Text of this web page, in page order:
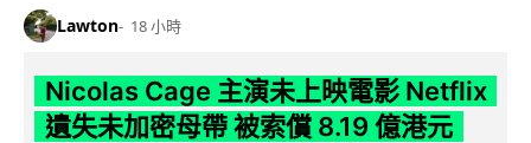
Lawton 18 小時
Nicolas Cage 主演未上映電影 Netflix
遺失未加密母帶 被索償 8.19 億港元